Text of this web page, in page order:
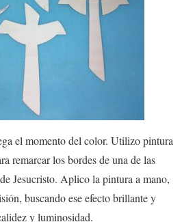
el momento del color. Utilizo pintura
remarcar los bordes de una de las
Jesucristo. Aplico la pintura a mano,
buscando ese efecto brillante y
y luminosidad.